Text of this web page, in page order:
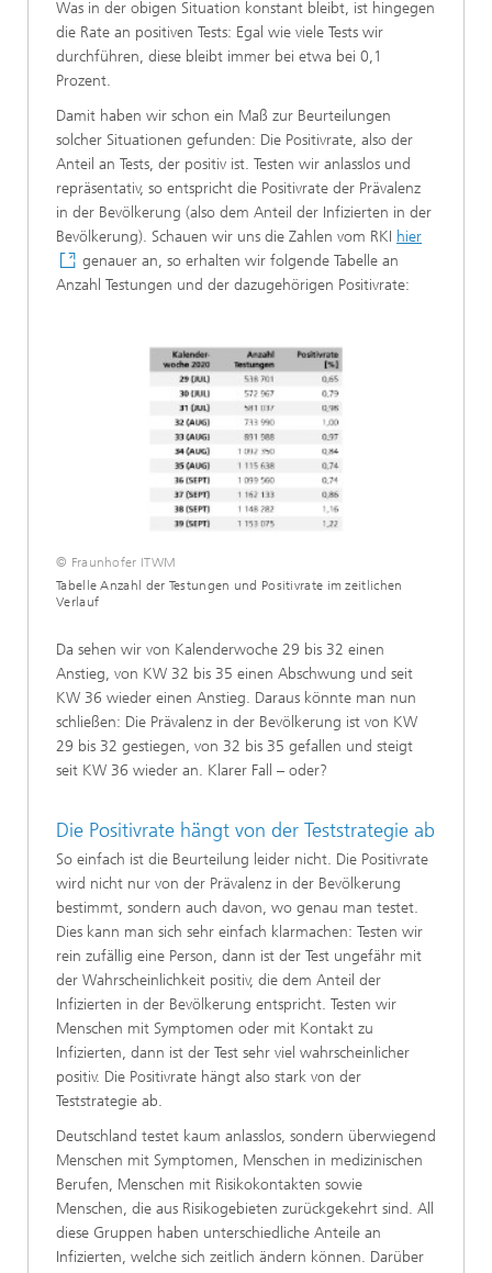
Was in der obigen Situation konstant bleibt, ist hingegen
die Rate an positiven Tests: Egal wie viele Tests wir
durchführen, diese bleibt immer bei etwa bei 0,1
Prozent.
Damit haben wir schon ein Maß zur Beurteilungen
solcher Situationen gefunden: Die Positivrate, also der
Anteil an Tests, der positiv ist. Testen wir anlasslos und
repräsentativ, so entspricht die Positivrate der Prävalenz
in der Bevölkerung (also dem Anteil der Infizierten in der
Bevölkerung). Schauen wir uns die Zahlen vom RKI hier
genauer an, so erhalten wir folgende Tabelle an
Anzahl Testungen und der dazugehörigen Positivrate:
© Fraunhofer ITWM
Tabelle Anzahl der Testungen und Positivrate im zeitlichen
Verlauf
Da sehen wir von Kalenderwoche 29 bis 32 einen
Anstieg, von KW 32 bis 35 einen Abschwung und seit
KW 36 wieder einen Anstieg. Daraus könnte man nun
schließen: Die Prävalenz in der Bevölkerung ist von KW
29 bis 32 gestiegen, von 32 bis 35 gefallen und steigt
seit KW 36 wieder an. Klarer Fall – oder?
Die Positivrate hängt von der Teststrategie ab
So einfach ist die Beurteilung leider nicht. Die Positivrate
wird nicht nur von der Prävalenz in der Bevölkerung
bestimmt, sondern auch davon, wo genau man testet.
Dies kann man sich sehr einfach klarmachen: Testen wir
rein zufällig eine Person, dann ist der Test ungefähr mit
der Wahrscheinlichkeit positiv, die dem Anteil der
Infizierten in der Bevölkerung entspricht. Testen wir
Menschen mit Symptomen oder mit Kontakt zu
Infizierten, dann ist der Test sehr viel wahrscheinlicher
positiv. Die Positivrate hängt also stark von der
Teststrategie ab.
Deutschland testet kaum anlasslos, sondern überwiegend
Menschen mit Symptomen, Menschen in medizinischen
Berufen, Menschen mit Risikokontakten sowie
Menschen, die aus Risikogebieten zurückgekehrt sind. All
diese Gruppen haben unterschiedliche Anteile an
Infizierten, welche sich zeitlich ändern können. Darüber